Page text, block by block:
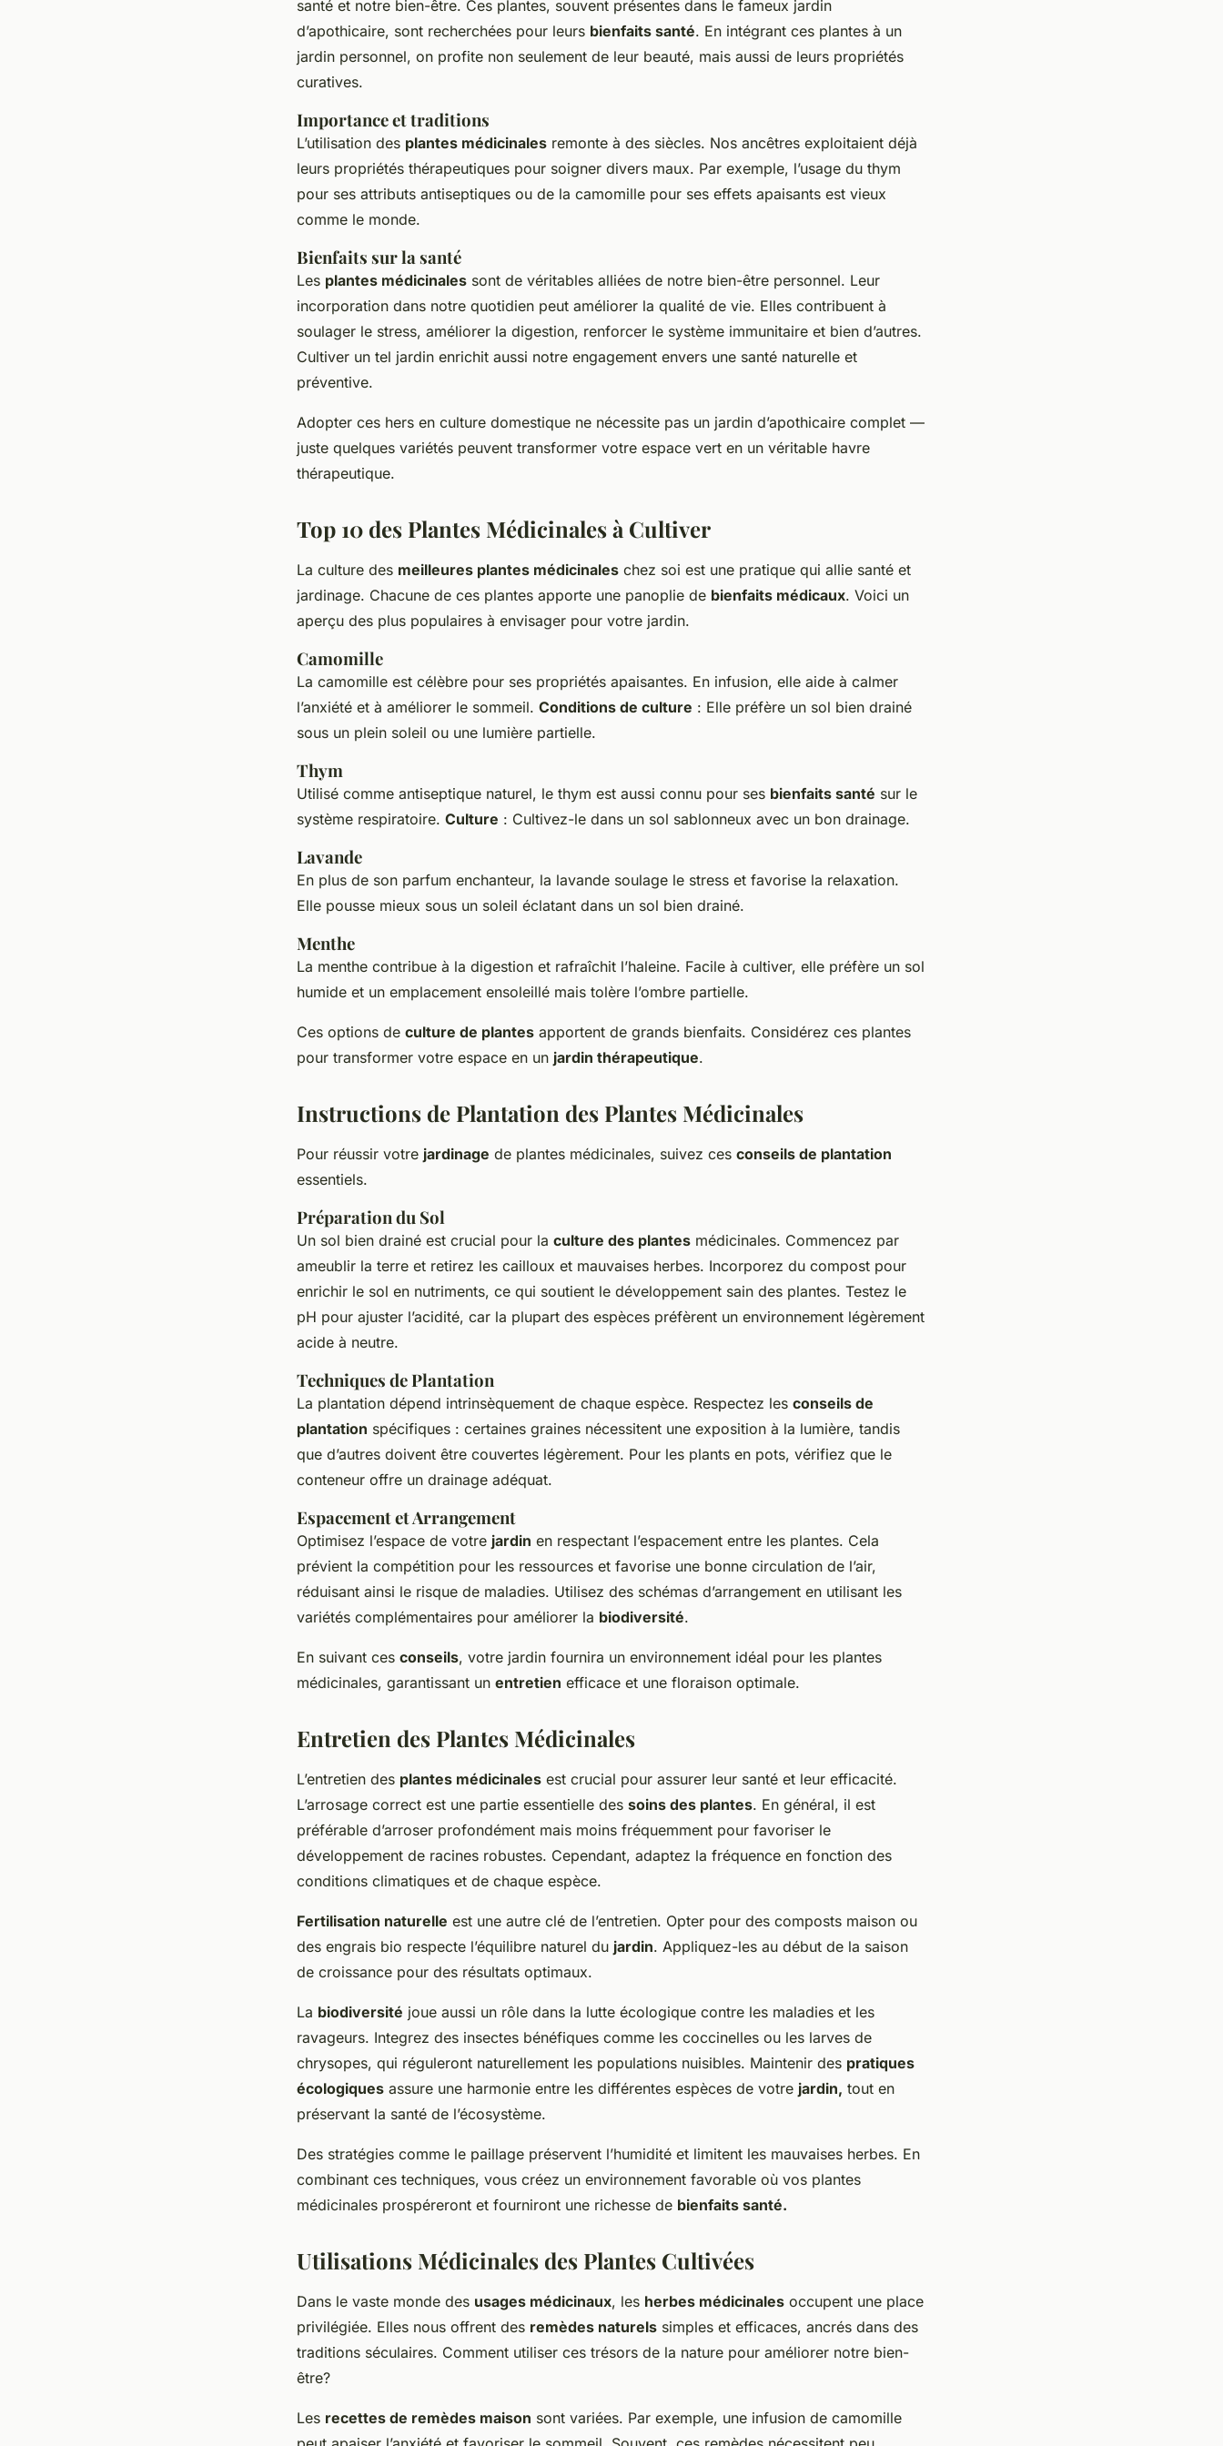
santé et notre bien-être. Ces plantes, souvent présentes dans le fameux jardin
d’apothicaire, sont recherchées pour leurs bienfaits santé. En intégrant ces plantes à un
jardin personnel, on profite non seulement de leur beauté, mais aussi de leurs propriétés
curatives.
Importance et traditions
L’utilisation des plantes médicinales remonte à des siècles. Nos ancêtres exploitaient déjà
leurs propriétés thérapeutiques pour soigner divers maux. Par exemple, l’usage du thym
pour ses attributs antiseptiques ou de la camomille pour ses effets apaisants est vieux
comme le monde.
Bienfaits sur la santé
Les plantes médicinales sont de véritables alliées de notre bien-être personnel. Leur
incorporation dans notre quotidien peut améliorer la qualité de vie. Elles contribuent à
soulager le stress, améliorer la digestion, renforcer le système immunitaire et bien d’autres.
Cultiver un tel jardin enrichit aussi notre engagement envers une santé naturelle et
préventive.
Adopter ces hers en culture domestique ne nécessite pas un jardin d’apothicaire complet —
juste quelques variétés peuvent transformer votre espace vert en un véritable havre
thérapeutique.
Top 10 des Plantes Médicinales à Cultiver
La culture des meilleures plantes médicinales chez soi est une pratique qui allie santé et
jardinage. Chacune de ces plantes apporte une panoplie de bienfaits médicaux. Voici un
aperçu des plus populaires à envisager pour votre jardin.
Camomille
La camomille est célèbre pour ses propriétés apaisantes. En infusion, elle aide à calmer
l’anxiété et à améliorer le sommeil. Conditions de culture : Elle préfère un sol bien drainé
sous un plein soleil ou une lumière partielle.
Thym
Utilisé comme antiseptique naturel, le thym est aussi connu pour ses bienfaits santé sur le
système respiratoire. Culture : Cultivez-le dans un sol sablonneux avec un bon drainage.
Lavande
En plus de son parfum enchanteur, la lavande soulage le stress et favorise la relaxation.
Elle pousse mieux sous un soleil éclatant dans un sol bien drainé.
Menthe
La menthe contribue à la digestion et rafraîchit l’haleine. Facile à cultiver, elle préfère un sol
humide et un emplacement ensoleillé mais tolère l’ombre partielle.
Ces options de culture de plantes apportent de grands bienfaits. Considérez ces plantes
pour transformer votre espace en un jardin thérapeutique.
Instructions de Plantation des Plantes Médicinales
Pour réussir votre jardinage de plantes médicinales, suivez ces conseils de plantation
essentiels.
Préparation du Sol
Un sol bien drainé est crucial pour la culture des plantes médicinales. Commencez par
ameublir la terre et retirez les cailloux et mauvaises herbes. Incorporez du compost pour
enrichir le sol en nutriments, ce qui soutient le développement sain des plantes. Testez le
pH pour ajuster l’acidité, car la plupart des espèces préfèrent un environnement légèrement
acide à neutre.
Techniques de Plantation
La plantation dépend intrinsèquement de chaque espèce. Respectez les conseils de
plantation spécifiques : certaines graines nécessitent une exposition à la lumière, tandis
que d’autres doivent être couvertes légèrement. Pour les plants en pots, vérifiez que le
conteneur offre un drainage adéquat.
Espacement et Arrangement
Optimisez l’espace de votre jardin en respectant l’espacement entre les plantes. Cela
prévient la compétition pour les ressources et favorise une bonne circulation de l’air,
réduisant ainsi le risque de maladies. Utilisez des schémas d’arrangement en utilisant les
variétés complémentaires pour améliorer la biodiversité.
En suivant ces conseils, votre jardin fournira un environnement idéal pour les plantes
médicinales, garantissant un entretien efficace et une floraison optimale.
Entretien des Plantes Médicinales
L’entretien des plantes médicinales est crucial pour assurer leur santé et leur efficacité.
L’arrosage correct est une partie essentielle des soins des plantes. En général, il est
préférable d’arroser profondément mais moins fréquemment pour favoriser le
développement de racines robustes. Cependant, adaptez la fréquence en fonction des
conditions climatiques et de chaque espèce.
Fertilisation naturelle est une autre clé de l’entretien. Opter pour des composts maison ou
des engrais bio respecte l’équilibre naturel du jardin. Appliquez-les au début de la saison
de croissance pour des résultats optimaux.
La biodiversité joue aussi un rôle dans la lutte écologique contre les maladies et les
ravageurs. Integrez des insectes bénéfiques comme les coccinelles ou les larves de
chrysopes, qui réguleront naturellement les populations nuisibles. Maintenir des pratiques
écologiques assure une harmonie entre les différentes espèces de votre jardin, tout en
préservant la santé de l’écosystème.
Des stratégies comme le paillage préservent l’humidité et limitent les mauvaises herbes. En
combinant ces techniques, vous créez un environnement favorable où vos plantes
médicinales prospéreront et fourniront une richesse de bienfaits santé.
Utilisations Médicinales des Plantes Cultivées
Dans le vaste monde des usages médicinaux, les herbes médicinales occupent une place
privilégiée. Elles nous offrent des remèdes naturels simples et efficaces, ancrés dans des
traditions séculaires. Comment utiliser ces trésors de la nature pour améliorer notre bien-
être?
Les recettes de remèdes maison sont variées. Par exemple, une infusion de camomille